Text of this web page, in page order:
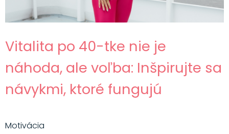
Vitalita po 40-tke nie je
náhoda, ale voľba: Inšpirujte sa
návykmi, ktoré fungujú
Motivácia